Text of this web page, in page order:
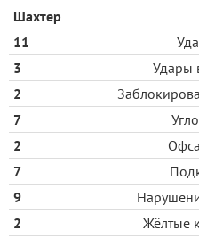
Шахтер
11
3
Удары
2
7
2
7
9
2
Жёлтые